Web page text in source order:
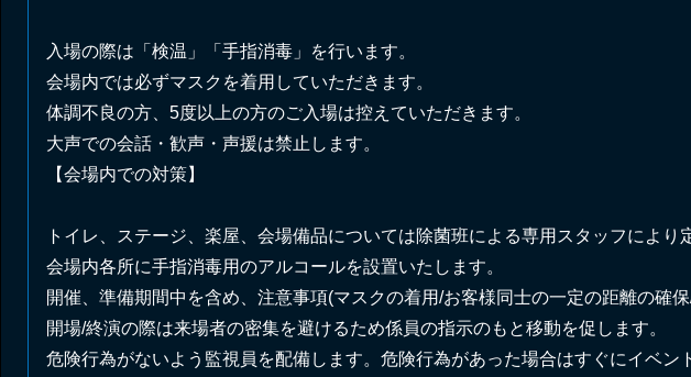
入場の際は「検温」「手指消毒」を行います。
会場内では必ずマスクを着用していただきます。
体調不良の方、5度以上の方のご入場は控えていただきます。
大声での会話・歓声・声援は禁止します。
【会場内での対策】
トイレ、ステージ、楽屋、会場備品については除菌班による専用スタッフにより
会場内各所に手指消毒用のアルコールを設置いたします。
開催、準備期間中を含め、注意事項(マスクの着用/お客様同士の一定の距離の確
開場/終演の際は来場者の密集を避けるため係員の指示のもと移動を促します。
危険行為がないよう監視員を配備します。危険行為があった場合はすぐにイベン